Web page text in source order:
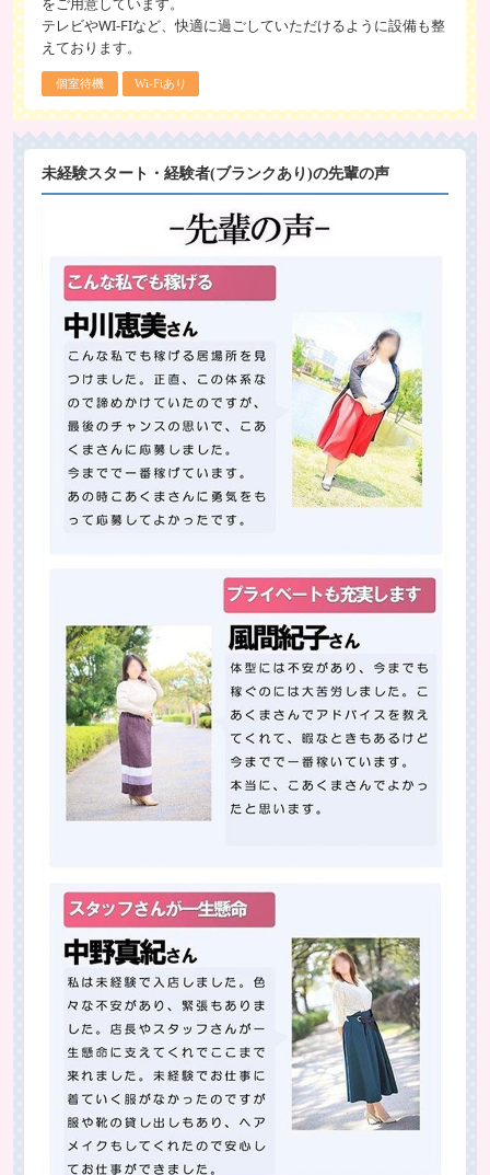
テレビやWI-FIなど、快適に過ごしていただけるように設備も整
えております。
個室待機 Wi-Fiあり
未経験スタート・経験者(ブランクあり)の先輩の声